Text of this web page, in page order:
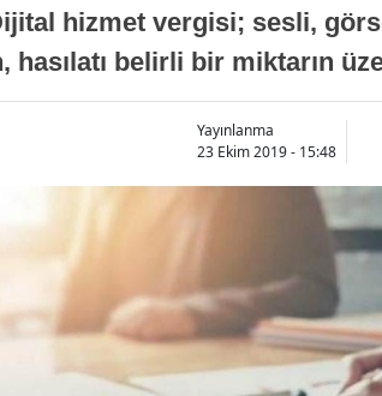
hizmet vergisi; sesli,
hasılatı belirli bir miktarın
Yayınlanma
23 Ekim 2019 - 15:48